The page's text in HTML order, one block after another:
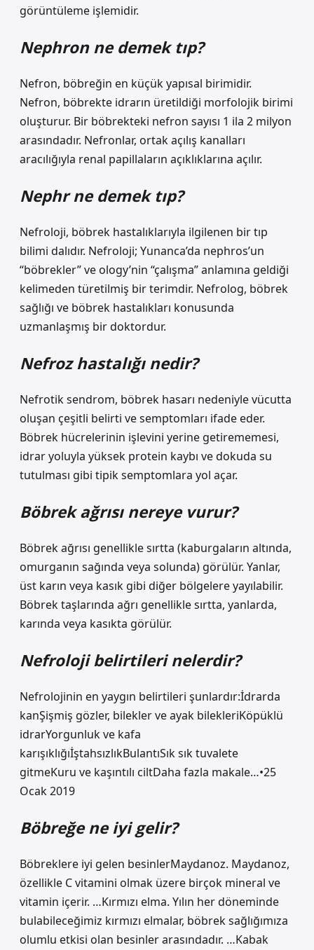
görüntüleme işlemidir.
Nephron ne demek tıp?
Nefron, böbreğin en küçük yapısal birimidir.
Nefron, böbrekte idrarın üretildiği morfolojik birimi
oluşturur. Bir böbrekteki nefron sayısı 1 ila 2 milyon
arasındadır. Nefronlar, ortak açılış kanalları
aracılığıyla renal papillaların açıklıklarına açılır.
Nephr ne demek tıp?
Nefroloji, böbrek hastalıklarıyla ilgilenen bir tıp
bilimi dalıdır. Nefroloji; Yunanca’da nephros’un
“böbrekler” ve ology’nin “çalışma” anlamına geldiği
kelimeden türetilmiş bir terimdir. Nefrolog, böbrek
sağlığı ve böbrek hastalıkları konusunda
uzmanlaşmış bir doktordur.
Nefroz hastalığı nedir?
Nefrotik sendrom, böbrek hasarı nedeniyle vücutta
oluşan çeşitli belirti ve semptomları ifade eder.
Böbrek hücrelerinin işlevini yerine getirememesi,
idrar yoluyla yüksek protein kaybı ve dokuda su
tutulması gibi tipik semptomlara yol açar.
Böbrek ağrısı nereye vurur?
Böbrek ağrısı genellikle sırtta (kaburgaların altında,
omurganın sağında veya solunda) görülür. Yanlar,
üst karın veya kasık gibi diğer bölgelere yayılabilir.
Böbrek taşlarında ağrı genellikle sırtta, yanlarda,
karında veya kasıkta görülür.
Nefroloji belirtileri nelerdir?
Nefrolojinin en yaygın belirtileri şunlardır:İdrarda
kanŞişmiş gözler, bilekler ve ayak bilekleriKöpüklü
idrarYorgunluk ve kafa
karışıklığıİştahsızlıkBulantıSık sık tuvalete
gitmeKuru ve kaşıntılı ciltDaha fazla makale…•25
Ocak 2019
Böbreğe ne iyi gelir?
Böbreklere iyi gelen besinlerMaydanoz. Maydanoz,
özellikle C vitamini olmak üzere birçok mineral ve
vitamin içerir. …Kırmızı elma. Yılın her döneminde
bulabileceğimiz kırmızı elmalar, böbrek sağlığımıza
olumlu etkisi olan besinler arasındadır. …Kabak